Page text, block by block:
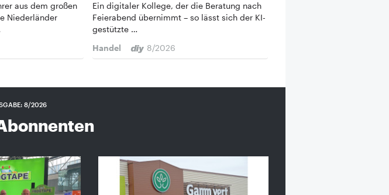
aus dem großen
Niederländer
Ein digitaler Kollege, der die Beratung nach
Feierabend übernimmt – so lässt sich der KI-
gestützte …
Handel
8/2026
8/2026